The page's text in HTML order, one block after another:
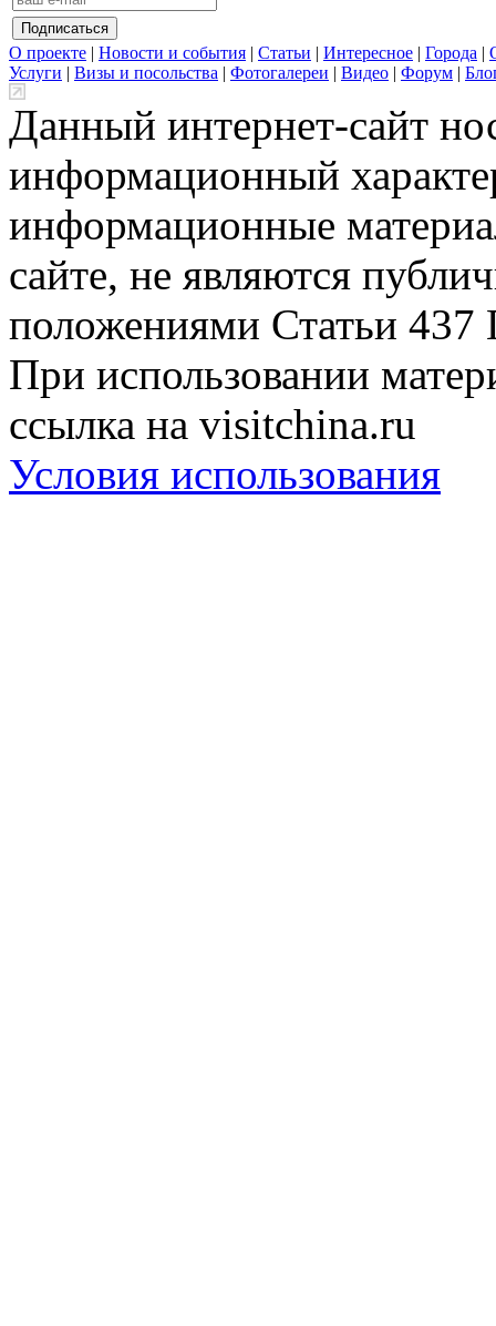
О проекте | Новости и события | Статьи | Интересное | Города |
Услуги | Визы и посольства | Фотогалереи | Видео | Форум |
Данный интернет-сайт
информационный
информационные
сайте, не являются
положениями Статьи 437
При использовании
ссылка на visitchina.ru
Условия использования